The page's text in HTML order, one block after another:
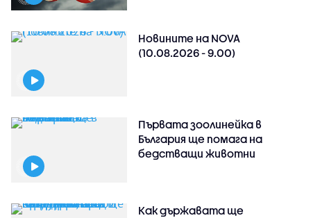
Новините на NOVA
(10.08.2026 - 9.00)
Първата зоолинейка в
България ще помага на
бедстващи животни
Как държавата ще